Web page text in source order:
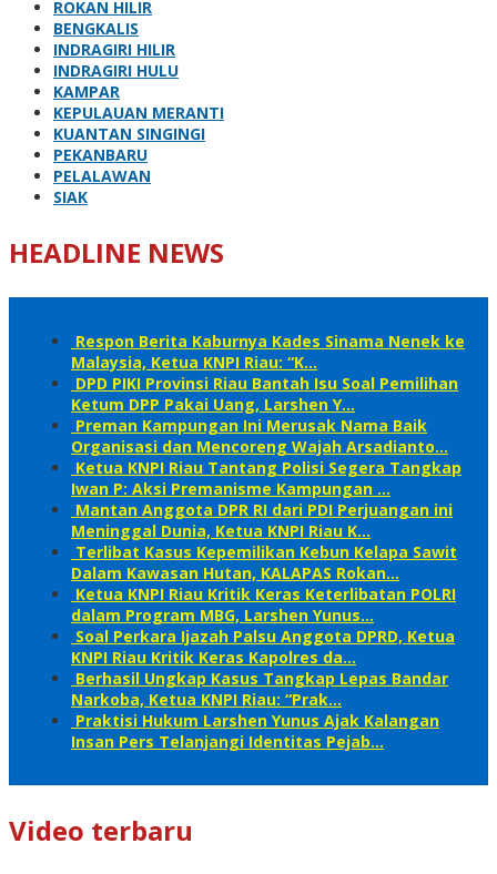
ROKAN HILIR
BENGKALIS
INDRAGIRI HILIR
INDRAGIRI HULU
KAMPAR
KEPULAUAN MERANTI
KUANTAN SINGINGI
PEKANBARU
PELALAWAN
SIAK
HEADLINE NEWS
Respon Berita Kaburnya Kades Sinama Nenek ke
Malaysia, Ketua KNPI Riau: “K…
DPD PIKI Provinsi Riau Bantah Isu Soal Pemilihan
Ketum DPP Pakai Uang, Larshen Y…
Preman Kampungan Ini Merusak Nama Baik
Organisasi dan Mencoreng Wajah Arsadianto…
Ketua KNPI Riau Tantang Polisi Segera Tangkap
Iwan P: Aksi Premanisme Kampungan …
Mantan Anggota DPR RI dari PDI Perjuangan ini
Meninggal Dunia, Ketua KNPI Riau K…
Terlibat Kasus Kepemilikan Kebun Kelapa Sawit
Dalam Kawasan Hutan, KALAPAS Rokan…
Ketua KNPI Riau Kritik Keras Keterlibatan POLRI
dalam Program MBG, Larshen Yunus…
Soal Perkara Ijazah Palsu Anggota DPRD, Ketua
KNPI Riau Kritik Keras Kapolres da…
Berhasil Ungkap Kasus Tangkap Lepas Bandar
Narkoba, Ketua KNPI Riau: “Prak…
Praktisi Hukum Larshen Yunus Ajak Kalangan
Insan Pers Telanjangi Identitas Pejab…
Video terbaru